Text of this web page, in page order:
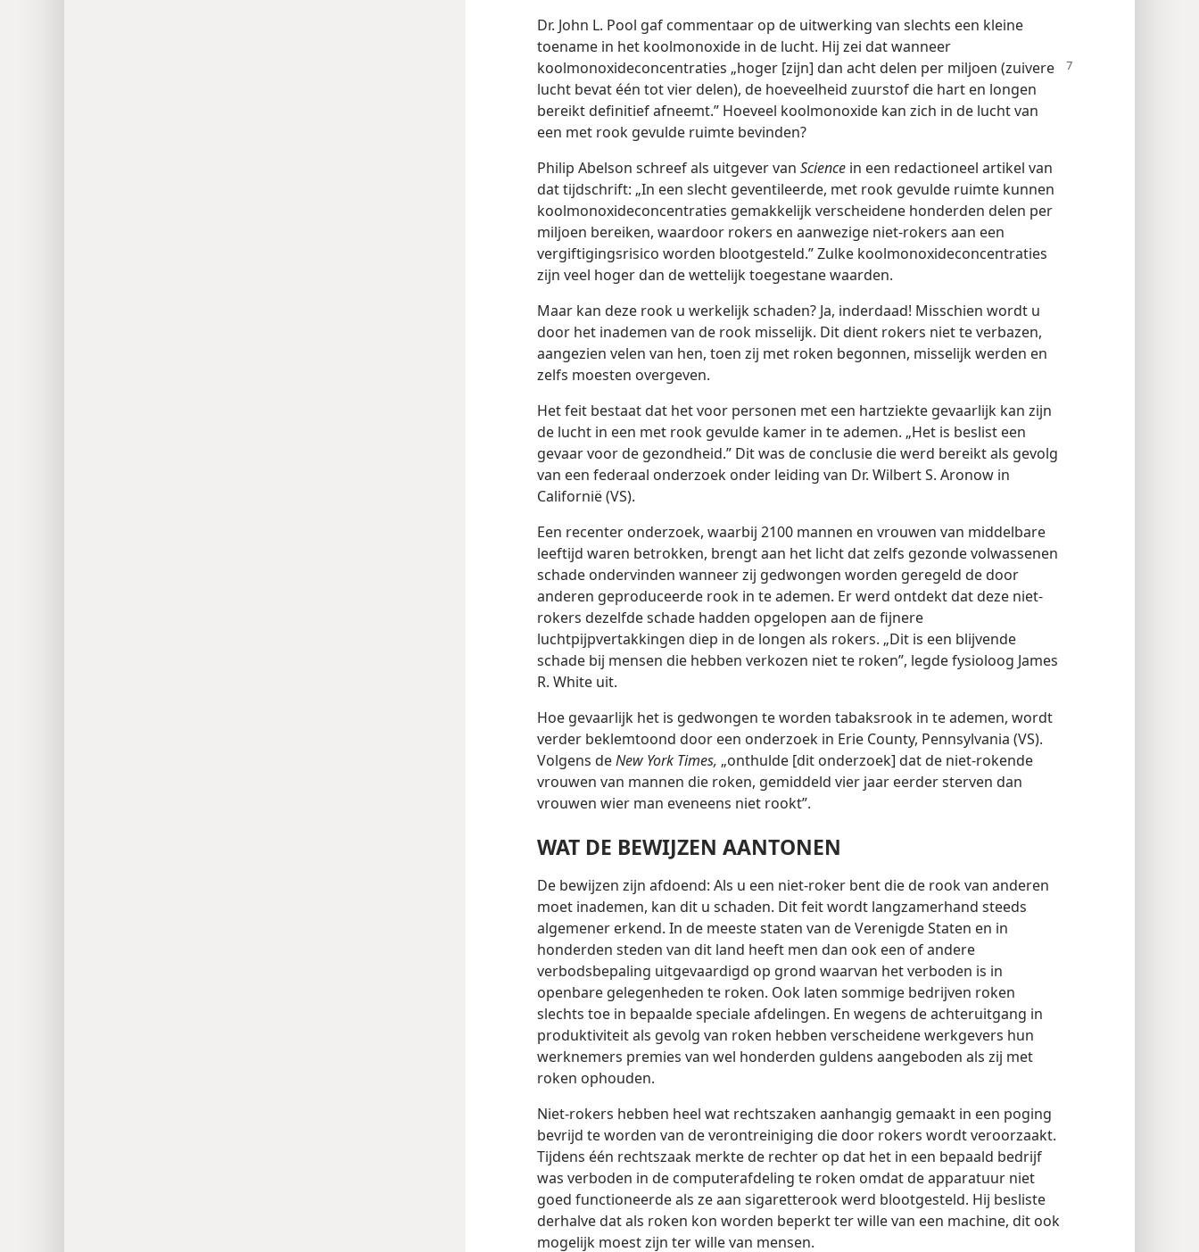
Dr. John L. Pool gaf commentaar op de uitwerking van slechts een kleine
toename in het koolmonoxide in de lucht. Hij zei dat wanneer
koolmonoxideconcentraties „hoger [zijn] dan acht delen per miljoen (zuivere
lucht bevat één tot vier delen), de hoeveelheid zuurstof die hart en longen
bereikt definitief afneemt.” Hoeveel koolmonoxide kan zich in de lucht van
een met rook gevulde ruimte bevinden?
Philip Abelson schreef als uitgever van Science in een redactioneel artikel van
dat tijdschrift: „In een slecht geventileerde, met rook gevulde ruimte kunnen
koolmonoxideconcentraties gemakkelijk verscheidene honderden delen per
miljoen bereiken, waardoor rokers en aanwezige niet-rokers aan een
vergiftigingsrisico worden blootgesteld.” Zulke koolmonoxideconcentraties
zijn veel hoger dan de wettelijk toegestane waarden.
Maar kan deze rook u werkelijk schaden? Ja, inderdaad! Misschien wordt u
door het inademen van de rook misselijk. Dit dient rokers niet te verbazen,
aangezien velen van hen, toen zij met roken begonnen, misselijk werden en
zelfs moesten overgeven.
Het feit bestaat dat het voor personen met een hartziekte gevaarlijk kan zijn
de lucht in een met rook gevulde kamer in te ademen. „Het is beslist een
gevaar voor de gezondheid.” Dit was de conclusie die werd bereikt als gevolg
van een federaal onderzoek onder leiding van Dr. Wilbert S. Aronow in
Californië (VS).
Een recenter onderzoek, waarbij 2100 mannen en vrouwen van middelbare
leeftijd waren betrokken, brengt aan het licht dat zelfs gezonde volwassenen
schade ondervinden wanneer zij gedwongen worden geregeld de door
anderen geproduceerde rook in te ademen. Er werd ontdekt dat deze niet-
rokers dezelfde schade hadden opgelopen aan de fijnere
luchtpijpvertakkingen diep in de longen als rokers. „Dit is een blijvende
schade bij mensen die hebben verkozen niet te roken”, legde fysioloog James
R. White uit.
Hoe gevaarlijk het is gedwongen te worden tabaksrook in te ademen, wordt
verder beklemtoond door een onderzoek in Erie County, Pennsylvania (VS).
Volgens deNew York Times, „onthulde [dit onderzoek] dat de niet-rokende
vrouwen van mannen die roken, gemiddeld vier jaar eerder sterven dan
vrouwen wier man eveneens niet rookt”.
WAT DE BEWIJZEN AANTONEN
De bewijzen zijn afdoend: Als u een niet-roker bent die de rook van anderen
moet inademen, kan dit u schaden. Dit feit wordt langzamerhand steeds
algemener erkend. In de meeste staten van de Verenigde Staten en in
honderden steden van dit land heeft men dan ook een of andere
verbodsbepaling uitgevaardigd op grond waarvan het verboden is in
openbare gelegenheden te roken. Ook laten sommige bedrijven roken
slechts toe in bepaalde speciale afdelingen. En wegens de achteruitgang in
produktiviteit als gevolg van roken hebben verscheidene werkgevers hun
werknemers premies van wel honderden guldens aangeboden als zij met
roken ophouden.
Niet-rokers hebben heel wat rechtszaken aanhangig gemaakt in een poging
bevrijd te worden van de verontreiniging die door rokers wordt veroorzaakt.
Tijdens één rechtszaak merkte de rechter op dat het in een bepaald bedrijf
was verboden in de computerafdeling te roken omdat de apparatuur niet
goed functioneerde als ze aan sigaretterook werd blootgesteld. Hij besliste
derhalve dat als roken kon worden beperkt ter wille van een machine, dit ook
mogelijk moest zijn ter wille van mensen.